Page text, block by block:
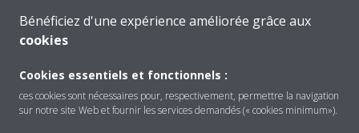
Bénéficiez d'une expérience améliorée grâce aux
cookies
Cookies essentiels et fonctionnels :
ces cookies sont nécessaires pour, respectivement, permettre la navigation
sur notre site Web et fournir les services demandés (« cookies minimum»).